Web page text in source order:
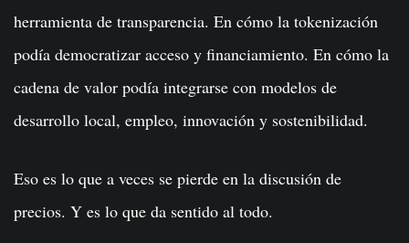
herramienta de transparencia. En cómo la tokenización
podía democratizar acceso y financiamiento. En cómo la
cadena de valor podía integrarse con modelos de
desarrollo local, empleo, innovación y sostenibilidad.
Eso es lo que a veces se pierde en la discusión de
precios. Y es lo que da sentido al todo.